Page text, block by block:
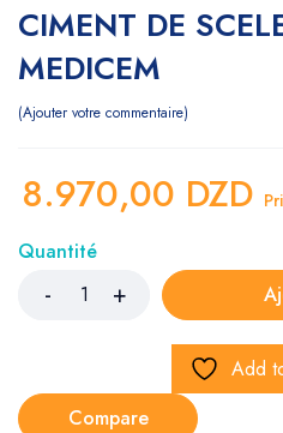
CIMENT DE
MEDICEM
Ajouter votre commentaire
8.970,00 DZD
Quantité
Add
Compare